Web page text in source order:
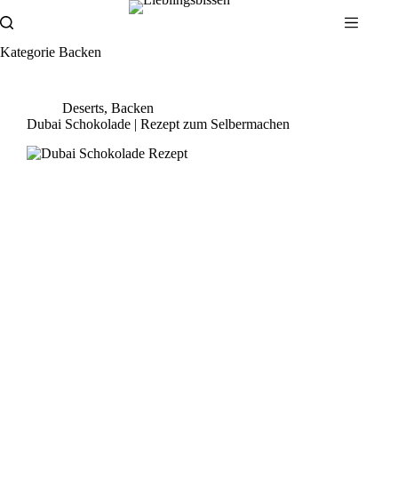
Inhalt
Kategorie Backen
Deserts, Backen
Dubai Schokolade | Rezept zum Selbermachen